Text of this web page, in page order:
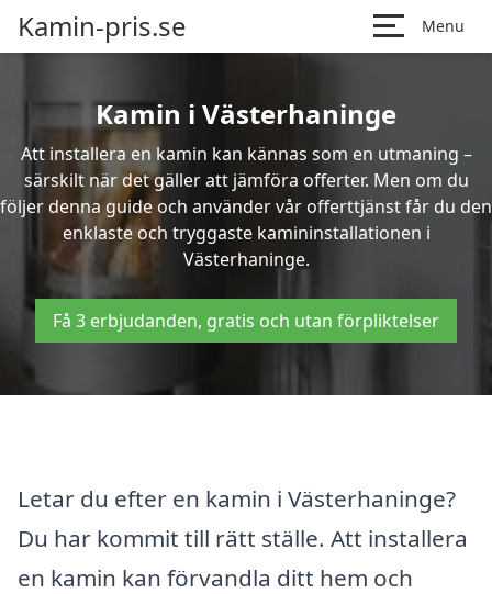
Kamin-pris.se Menu
Kamin i Västerhaninge
Att installera en kamin kan kännas som en utmaning –
särskilt när det gäller att jämföra offerter. Men om du
följer denna guide och använder vår offerttjänst får du den
enklaste och tryggaste kamininstallationen i
Västerhaninge.
Få 3 erbjudanden, gratis och utan förpliktelser
Letar du efter en kamin i Västerhaninge?
Du har kommit till rätt ställe. Att installera
en kamin kan förvandla ditt hem och